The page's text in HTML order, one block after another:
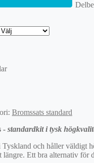
Bromssats standard
- standardkit i tysk
och håller väldigt
längre. Ett bra alternativ